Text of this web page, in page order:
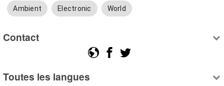
Ambient Electronic World
Contact
Toutes les langues